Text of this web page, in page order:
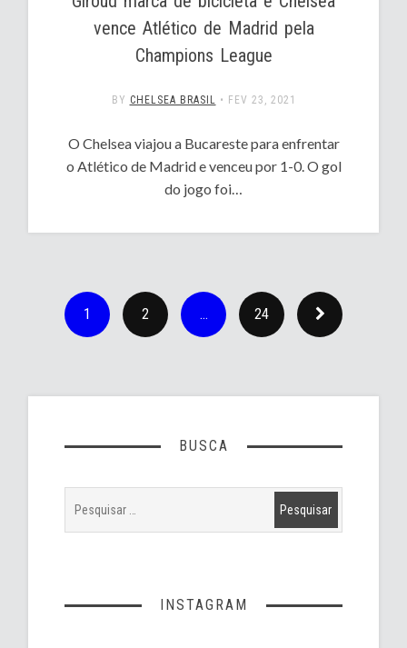
vence Atlético de Madrid pela
Champions League
BY CHELSEA BRASIL • FEV 23, 2021
O Chelsea viajou a Bucareste para enfrentar
o Atlético de Madrid e venceu por 1-0. O gol
do jogo foi…
1 2 … 24
BUSCA
INSTAGRAM